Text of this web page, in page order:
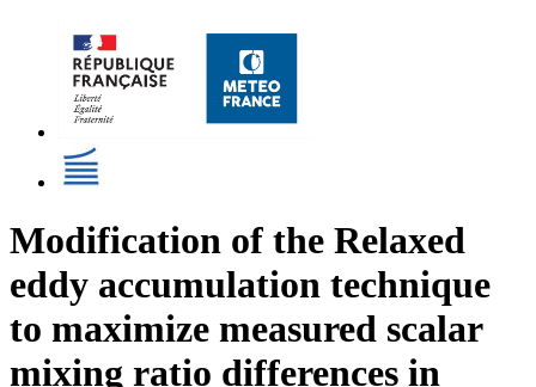
Modification of the Relaxed
eddy accumulation technique
to maximize measured scalar
mixing ratio differences in